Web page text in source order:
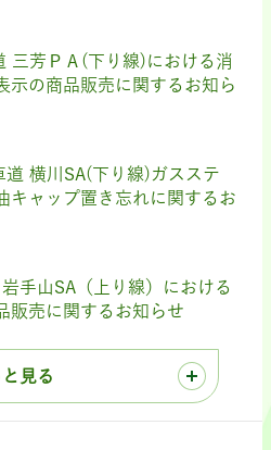
三芳ＰＡ(下り線)における消
示の商品販売に関するお知ら
道 横川SA(下り線)ガスステ
キャップ置き忘れに関するお
手山SA（上り線）における
販売に関するお知らせ
見る